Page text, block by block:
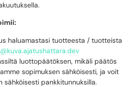
haluamastasi tuotteesta / tuotteista
luottopäätöksen, mikäli päätös
sopimuksen sähköisesti, ja voit
sähköisesti pankkitunnuksilla.